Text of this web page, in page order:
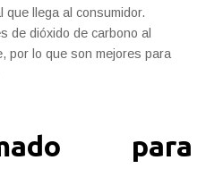
que llega al consumidor.
de dióxido de carbono al
por lo que son mejores para
para